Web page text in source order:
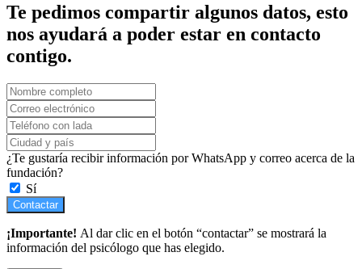
Te pedimos compartir algunos datos, esto
nos ayudará a poder estar en contacto
contigo.
¿Te gustaría recibir información por WhatsApp y correo acerca de la
fundación?
Sí
Contactar
¡Importante! Al dar clic en el botón “contactar” se mostrará la
información del psicólogo que has elegido.